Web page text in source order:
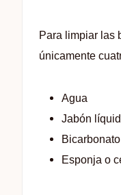
Para limpiar las
únicamente
Agua
Jabón
Esponja o